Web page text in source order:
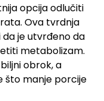
opcija odlučiti
Ova tvrdnja
je utvrđeno da
metabolizam.
obrok, a
što manje porcije